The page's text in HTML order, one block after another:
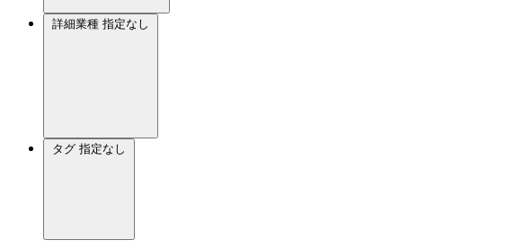
詳細業種 指定なし
タグ 指定なし